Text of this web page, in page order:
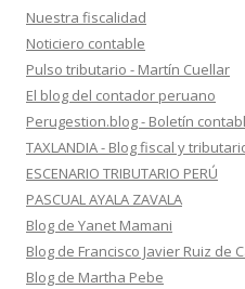
Nuestra fiscalidad
Noticiero contable
Pulso tributario - Martín Cuellar
El blog del contador peruano
Perugestion.blog - Boletín
TAXLANDIA - Blog fiscal y
ESCENARIO TRIBUTARIO PERÚ
PASCUAL AYALA ZAVALA
Blog de Yanet Mamani
Blog de Francisco Javier Ruiz de
Blog de Martha Pebe